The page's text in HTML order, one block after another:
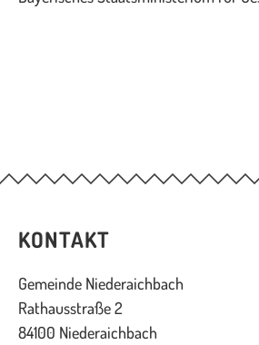
KONTAKT
Gemeinde Niederaichbach
Rathausstraße 2
84100 Niederaichbach